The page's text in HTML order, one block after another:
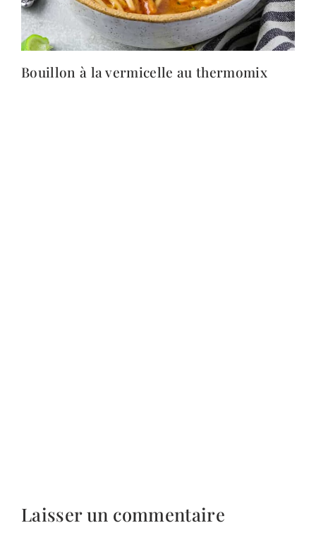
Bouillon à la vermicelle au thermomix
Laisser un commentaire